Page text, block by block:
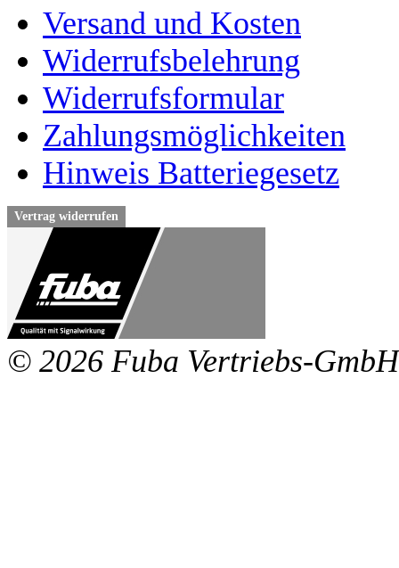
Versand und Kosten
Widerrufsbelehrung
Widerrufsformular
Zahlungsmöglichkeiten
Hinweis Batteriegesetz
Vertrag widerrufen
© 2026 Fuba Vertriebs-GmbH